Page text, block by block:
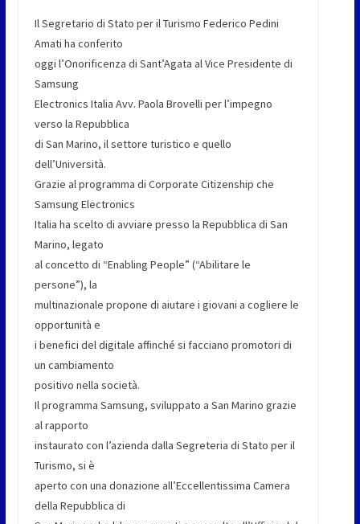
Il Segretario di Stato per il Turismo Federico Pedini
Amati ha conferito
oggi l’Onorificenza di Sant’Agata al Vice Presidente di
Samsung
Electronics Italia Avv. Paola Brovelli per l’impegno
verso la Repubblica
di San Marino, il settore turistico e quello
dell’Università.
Grazie al programma di Corporate Citizenship che
Samsung Electronics
Italia ha scelto di avviare presso la Repubblica di San
Marino, legato
al concetto di “Enabling People” (“Abilitare le
persone”), la
multinazionale propone di aiutare i giovani a cogliere le
opportunità e
i benefici del digitale affinché si facciano promotori di
un cambiamento
positivo nella società.
Il programma Samsung, sviluppato a San Marino grazie
al rapporto
instaurato con l’azienda dalla Segreteria di Stato per il
Turismo, si è
aperto con una donazione all’Eccellentissima Camera
della Repubblica di